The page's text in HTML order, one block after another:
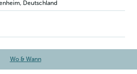
, Deutschland
Wo & Wann